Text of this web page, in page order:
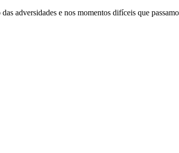
adversidades e nos momentos difíceis que